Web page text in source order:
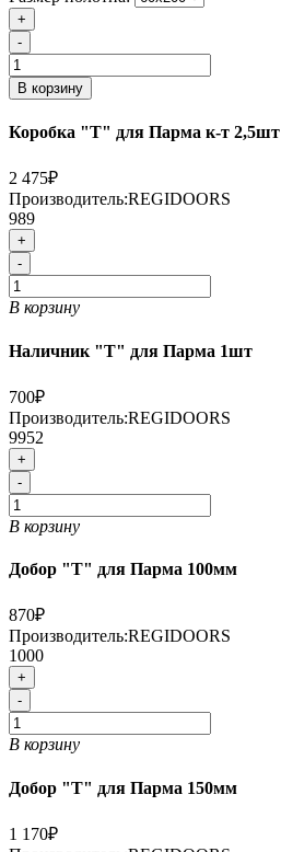
+
-
В корзину
Коробка "Т" для Парма к-т 2,5шт
2 475₽
Производитель:REGIDOORS
989
+
-
В корзину
Наличник "Т" для Парма 1шт
700₽
Производитель:REGIDOORS
9952
+
-
В корзину
Добор "Т" для Парма 100мм
870₽
Производитель:REGIDOORS
1000
+
-
В корзину
Добор "Т" для Парма 150мм
1 170₽